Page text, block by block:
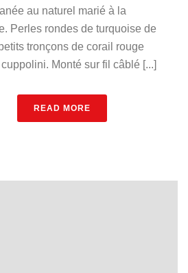
au naturel marié à la
Perles rondes de turquoise de
tronçons de corail rouge
Monté sur fil câblé [...]
READ MORE